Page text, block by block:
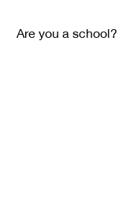
Are you a school?